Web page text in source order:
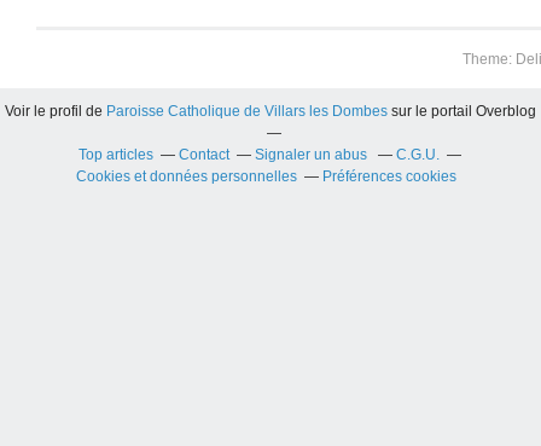
Theme:
Voir le profil de Paroisse Catholique de Villars les Dombes sur le portail Overblog
Top articles Contact Signaler un abus
C.G.U.
Cookies et données personnelles
Préférences cookies